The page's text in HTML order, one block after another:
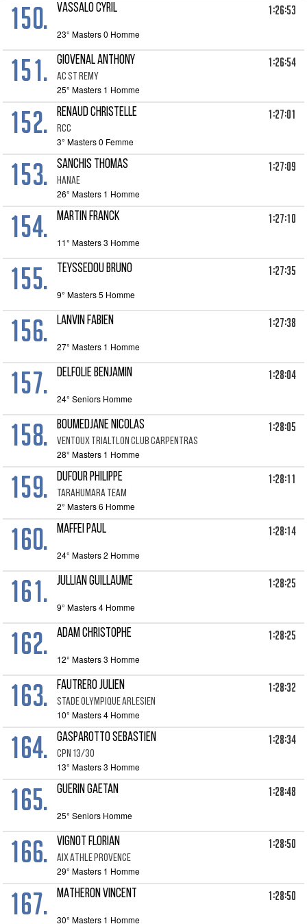
150. VASSALO CYRIL 1:26:53
23° Masters 0 Homme
151. GIOVENAL ANTHONY
AC ST REMY
1:26:54
25° Masters 1 Homme
152. RENAUD CHRISTELLE
RCC
1:27:01
3° Masters 0 Femme
153. SANCHIS THOMAS
HANAE
1:27:09
26° Masters 1 Homme
154. MARTIN FRANCK 1:27:10
11° Masters 3 Homme
155. TEYSSEDOU BRUNO 1:27:35
9° Masters 5 Homme
156. LANVIN FABIEN 1:27:38
27° Masters 1 Homme
157. DELFOLIE BENJAMIN 1:28:04
24° Seniors Homme
158. BOUMEDJANE NICOLAS
VENTOUX TRIALTLON CLUB CARPENTRAS
1:28:05
28° Masters 1 Homme
159. DUFOUR PHILIPPE
TARAHUMARA TEAM
1:28:11
2° Masters 6 Homme
160. MAFFEI PAUL 1:28:14
24° Masters 2 Homme
161. JULLIAN GUILLAUME 1:28:25
9° Masters 4 Homme
162. ADAM CHRISTOPHE 1:28:25
12° Masters 3 Homme
163. FAUTRERO JULIEN
STADE OLYMPIQUE ARLESIEN
1:28:32
10° Masters 4 Homme
164. GASPAROTTO SEBASTIEN
CPN 13/30
1:28:34
13° Masters 3 Homme
165. GUERIN GAETAN 1:28:48
25° Seniors Homme
166. VIGNOT FLORIAN
AIX ATHLE PROVENCE
1:28:50
29° Masters 1 Homme
167. MATHERON VINCENT 1:28:50
30° Masters 1 Homme